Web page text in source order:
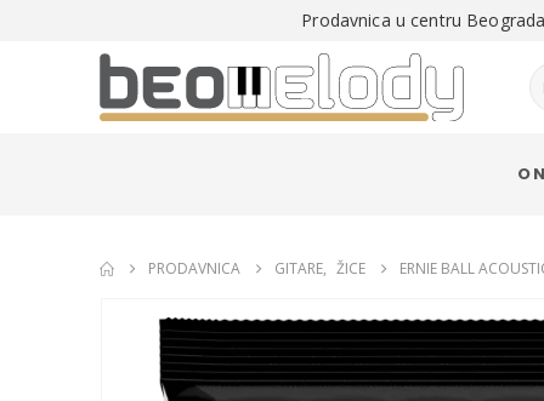
Prodavnica u centru
O
PRODAVNICA GITARE, ŽICE ERNIE BALL